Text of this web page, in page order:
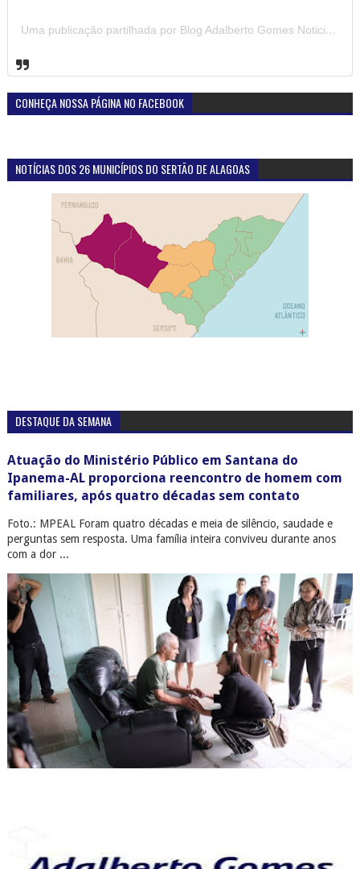
Uma publicação partilhada por Blog Adalberto Gomes Noticias (@blogadalbertogomesnoticiass)
CONHEÇA NOSSA PÁGINA NO FACEBOOK
NOTÍCIAS DOS 26 MUNICÍPIOS DO SERTÃO DE ALAGOAS
DESTAQUE DA SEMANA
Atuação do Ministério Público em Santana do
Ipanema-AL proporciona reencontro de homem com
familiares, após quatro décadas sem contato
Foto.: MPEAL Foram quatro décadas e meia de silêncio, saudade e
perguntas sem resposta. Uma família inteira conviveu durante anos
com a dor ...